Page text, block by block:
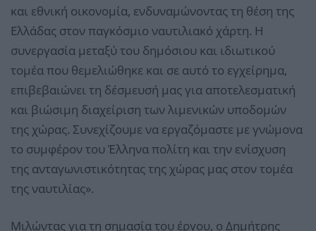
και εθνική οικονομία, ενδυναμώνοντας τη θέση της
Ελλάδας στον παγκόσμιο ναυτιλιακό χάρτη. Η
συνεργασία μεταξύ του δημόσιου και ιδιωτικού
τομέα που θεμελιώθηκε και σε αυτό το εγχείρημα,
επιβεβαιώνει τη δέσμευσή μας για αποτελεσματική
και βιώσιμη διαχείριση των λιμενικών υποδομών
της χώρας. Συνεχίζουμε να εργαζόμαστε με γνώμονα
το συμφέρον του Έλληνα πολίτη και την ενίσχυση
της ανταγωνιστικότητας της χώρας μας στον τομέα
της ναυτιλίας».
Μιλώντας για τη σημασία του έργου, ο Δημήτρης